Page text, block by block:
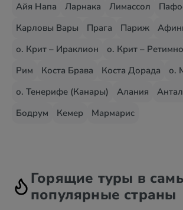
Айя Напа
Ларнака Лимассол
Карловы Вары
Прага Париж
о. Крит – Ираклион
о. Крит – Ретимно
Рим
Коста Брава Коста Дорада
о.
о. Тенерифе (Канары)
Алания
Бодрум
Кемер Мармарис
Горящие туры в
популярные страны